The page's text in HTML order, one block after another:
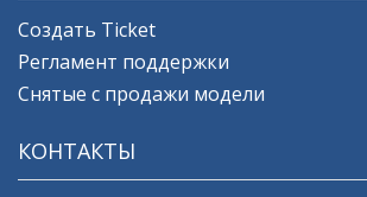
Создать Ticket
Регламент поддержки
Снятые с продажи модели
КОНТАКТЫ